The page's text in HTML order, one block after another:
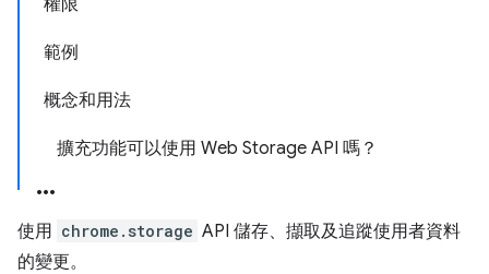
權限
範例
概念和用法
擴充功能可以使用 Web Storage API 嗎？
使用 chrome.storage API 儲存、擷取及追蹤使用者資料
的變更。